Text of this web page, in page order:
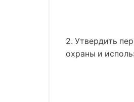
2. Утвердить
охраны и